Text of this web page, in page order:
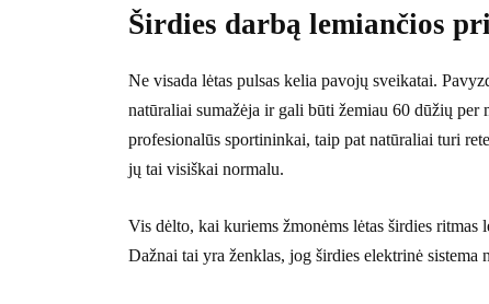
Širdies darbą lemiančios
Ne visada lėtas pulsas kelia pavojų sveikatai.
natūraliai sumažėja ir gali būti žemiau 60 dūžių
profesionalūs sportininkai, taip pat natūraliai turi
jų tai visiškai normalu.
Vis dėlto, kai kuriems žmonėms lėtas širdies
Dažnai tai yra ženklas, jog širdies elektrinė